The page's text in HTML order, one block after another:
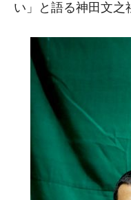
い」と語る神田文之